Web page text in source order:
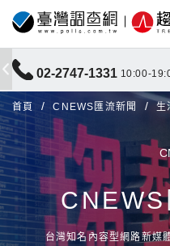
02-2747-1331 10:00-
首頁 CNEWS匯流新聞 生
台灣知名內容型網路新媒